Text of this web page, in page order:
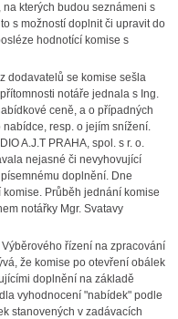
kterých budou seznámeni s
s možností doplnit či upravit do
hodnotící komise s
dodavatelů se komise sešla
notáře jednala s Ing.
ceně, a o případných
resp. o jejím snížení.
A.J.T PRAHA, spol. s r. o.
nejasné či nevyhovující
doplnění. Dne
Průběh jednání komise
notářky Mgr. Svatavy
řízení na zpracování
že komise po otevření obálek
doplnění na základě
vyhodnocení "nabídek" podle
stanovených v zadávacích